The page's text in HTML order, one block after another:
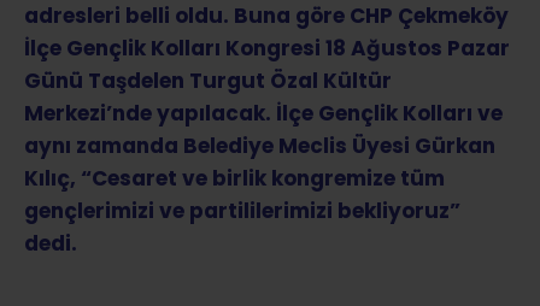
adresleri belli oldu. Buna göre CHP Çekmeköy
İlçe Gençlik Kolları Kongresi 18 Ağustos Pazar
Günü Taşdelen Turgut Özal Kültür
Merkezi’nde yapılacak. İlçe Gençlik Kolları ve
aynı zamanda Belediye Meclis Üyesi Gürkan
Kılıç, “Cesaret ve birlik kongremize tüm
gençlerimizi ve partililerimizi bekliyoruz”
dedi.